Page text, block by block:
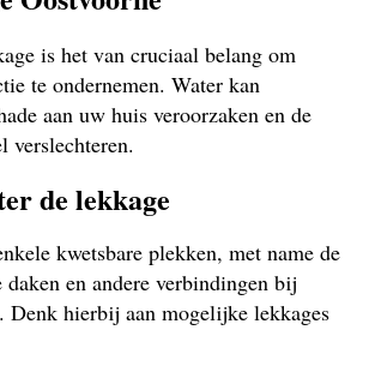
is het van cruciaal belang om
te ondernemen. Water kan
aan uw huis veroorzaken en de
verslechteren.
de lekkage
kwetsbare plekken, met name de
en andere verbindingen bij
Denk hierbij aan mogelijke lekkages